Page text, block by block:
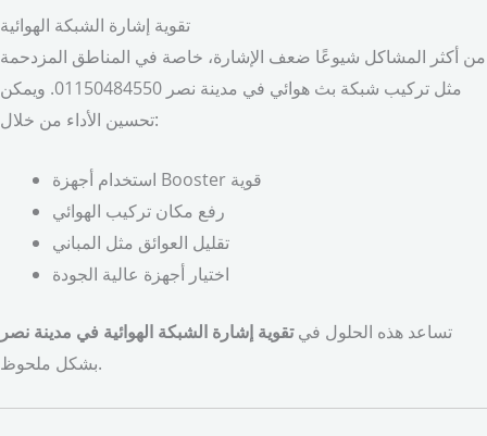
تقوية إشارة الشبكة الهوائية
من أكثر المشاكل شيوعًا ضعف الإشارة، خاصة في المناطق المزدحمة
مثل تركيب شبكة بث هوائي في مدينة نصر 01150484550. ويمكن
تحسين الأداء من خلال:
استخدام أجهزة Booster قوية
رفع مكان تركيب الهوائي
تقليل العوائق مثل المباني
اختيار أجهزة عالية الجودة
تساعد هذه الحلول فيتقوية إشارة الشبكة الهوائية في مدينة نصر
بشكل ملحوظ.